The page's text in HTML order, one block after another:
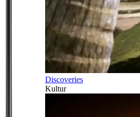
Discoveries
Kultur